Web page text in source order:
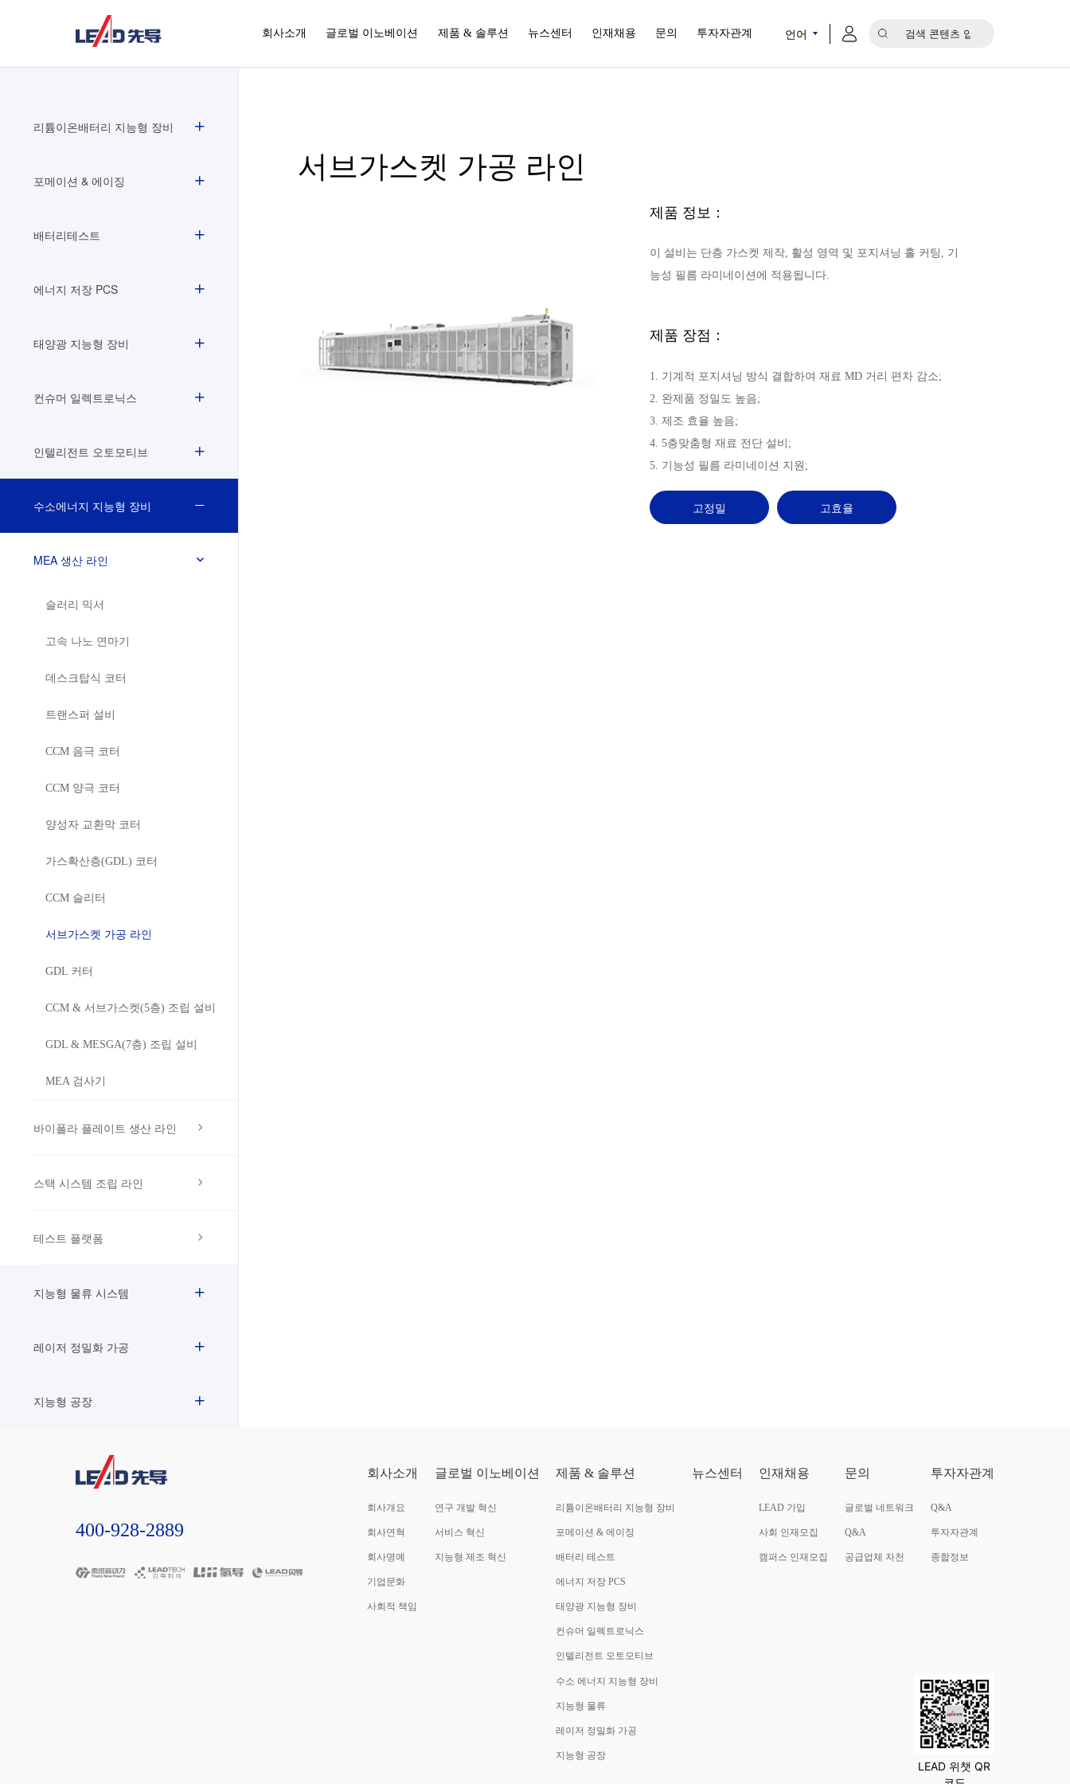
회사소개 글로벌 이노베이션 제품 & 솔루션 뉴스센터 인재채용 문의 투자자관계 언어
리튬이온배터리 지능형 장비
포메이션 & 에이징
배터리테스트
에너지 저장 PCS
태양광 지능형 장비
컨슈머 일렉트로닉스
인텔리전트 오토모티브
수소에너지 지능형 장비
MEA 생산 라인
슬러리 믹서
고속 나노 연마기
데스크탑식 코터
트랜스퍼 설비
CCM 음극 코터
CCM 양극 코터
양성자 교환막 코터
가스확산층(GDL) 코터
CCM 슬리터
서브가스켓 가공 라인
GDL 커터
CCM & 서브가스켓(5층) 조립 설비
GDL & MESGA(7층) 조립 설비
MEA 검사기
바이폴라 플레이트 생산 라인
스택 시스템 조립 라인
테스트 플랫폼
지능형 물류 시스템
레이저 정밀화 가공
지능형 공장
서브가스켓 가공 라인
제품 정보：
이 설비는 단층 가스켓 제작, 활성 영역 및 포지셔닝 홀 커팅, 기
능성 필름 라미네이션에 적용됩니다.
제품 장점：
1. 기계적 포지셔닝 방식 결합하여 재료 MD 거리 편차 감소;
2. 완제품 정밀도 높음;
3. 제조 효율 높음;
4. 5층맞춤형 재료 전단 설비;
5. 기능성 필름 라미네이션 지원;
고정밀 고효율
400-928-2889
회사소개
회사개요
회사연혁
회사명예
기업문화
사회적 책임
글로벌 이노베이션
연구 개발 혁신
서비스 혁신
지능형 제조 혁신
제품 & 솔루션
리튬이온배터리 지능형 장비
포메이션 & 에이징
배터리 테스트
에너지 저장 PCS
태양광 지능형 장비
컨슈머 일렉트로닉스
인텔리전트 오토모티브
수소 에너지 지능형 장비
지능형 물류
레이저 정밀화 가공
지능형 공장
뉴스센터 인재채용
LEAD 가입
사회 인재모집
캠퍼스 인재모집
문의
글로벌 네트워크
Q&A
공급업체 자천
투자자관계
Q&A
투자자관계
종합정보
LEAD 위챗 QR